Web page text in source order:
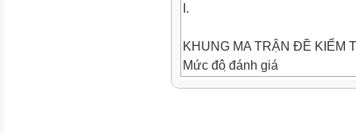
I.
KHUNG MA TRẬN ĐỀ KIỂM
Mức đô ̣đánh giá